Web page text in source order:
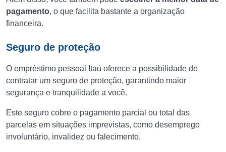
pagamento, o que facilita bastante a organização
financeira.
Seguro de proteção
O empréstimo pessoal Itaú oferece a possibilidade de
contratar um seguro de proteção, garantindo maior
segurança e tranquilidade a você.
Este seguro cobre o pagamento parcial ou total das
parcelas em situações imprevistas, como desemprego
involuntário, invalidez ou falecimento,